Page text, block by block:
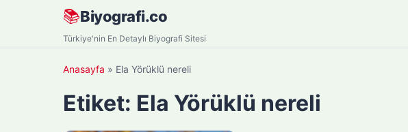
📚Biyografi.co
Türkiye'nin En Detaylı Biyografi Sitesi
Anasayfa » Ela Yörüklü nereli
Etiket: Ela Yörüklü nereli